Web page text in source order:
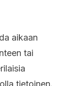
aikaan
tai
tietoinen.